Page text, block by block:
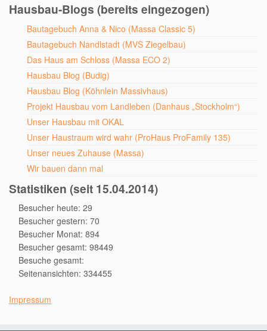
Hausbau-Blogs (bereits eingezogen)
Bautagebuch Anna & Nico (Massa Classic 5)
Bautagebuch Nandlstadt (MVS Ziegelbau)
Das Haus am Schloss (Massa ECO 2)
Hausbau Blog (Budig)
Hausbau Blog (Köhnlein Massivhaus)
Projekt Hausbau vom Landleben (Danhaus „Stockholm“)
Unser Hausbau mit OKAL
Unser Haustraum wird wahr (ProHaus ProFamily 135)
Unser neues Zuhause (Massa)
Wir bauen dann mal
Statistiken (seit 15.04.2014)
Besucher heute: 29
Besucher gestern: 70
Besucher Monat: 894
Besucher gesamt: 98449
Besuche gesamt:
Seitenansichten: 334455
Impressum